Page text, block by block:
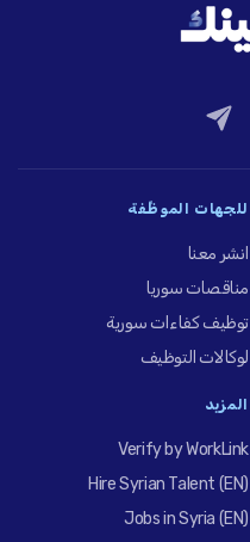
للجهات الموظِّفة
انشر معنا
مناقصات سوريا
توظيف كفاءات سورية
لوكالات التوظيف
المزيد
Verify by WorkLink
Hire Syrian Talent (EN)
Jobs in Syria (EN)